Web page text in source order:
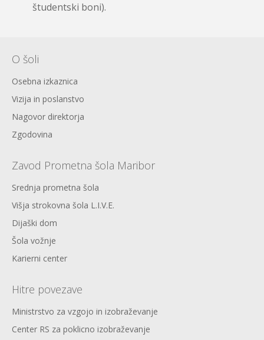
študentski boni).
O šoli
Osebna izkaznica
Vizija in poslanstvo
Nagovor direktorja
Zgodovina
Zavod Prometna šola Maribor
Srednja prometna šola
Višja strokovna šola L.I.V.E.
Dijaški dom
Šola vožnje
Karierni center
Hitre povezave
Ministrstvo za vzgojo in izobraževanje
Center RS za poklicno izobraževanje